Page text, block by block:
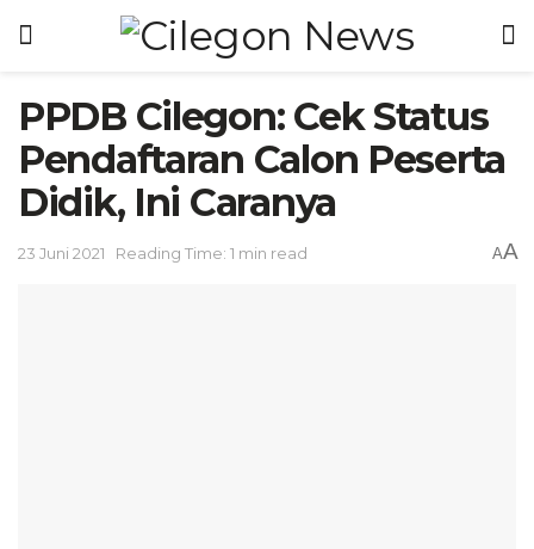
PPDB Cilegon: Cek Status
Pendaftaran Calon Peserta
Didik, Ini Caranya
23 Juni 2021 Reading Time: 1 min read AA